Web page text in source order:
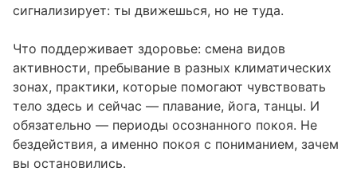
сигнализирует: ты движешься, но не туда.
Что поддерживает здоровье: смена видов
активности, пребывание в разных климатических
зонах, практики, которые помогают чувствовать
тело здесь и сейчас — плавание, йога, танцы. И
обязательно — периоды осознанного покоя. Не
бездействия, а именно покоя с пониманием, зачем
вы остановились.